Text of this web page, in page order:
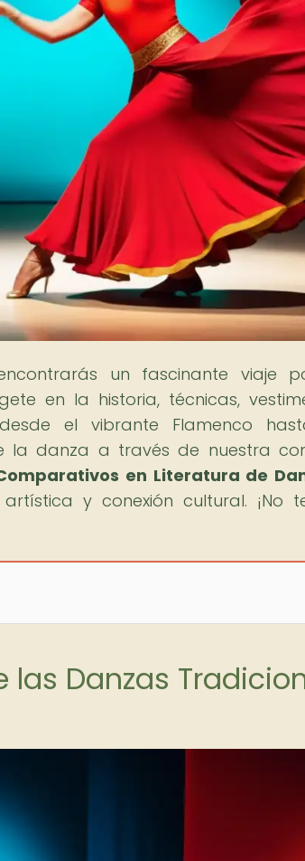
un fascinante viaje
en la historia, técnicas,
el vibrante Flamenco
la danza a través de nuestra
en Literatura de
y conexión cultural. ¡No
Danzas